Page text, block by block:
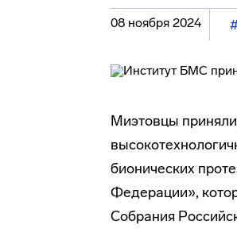
08 ноября 2024
Миэтовцы
бионических
Федерации»,
Собрания